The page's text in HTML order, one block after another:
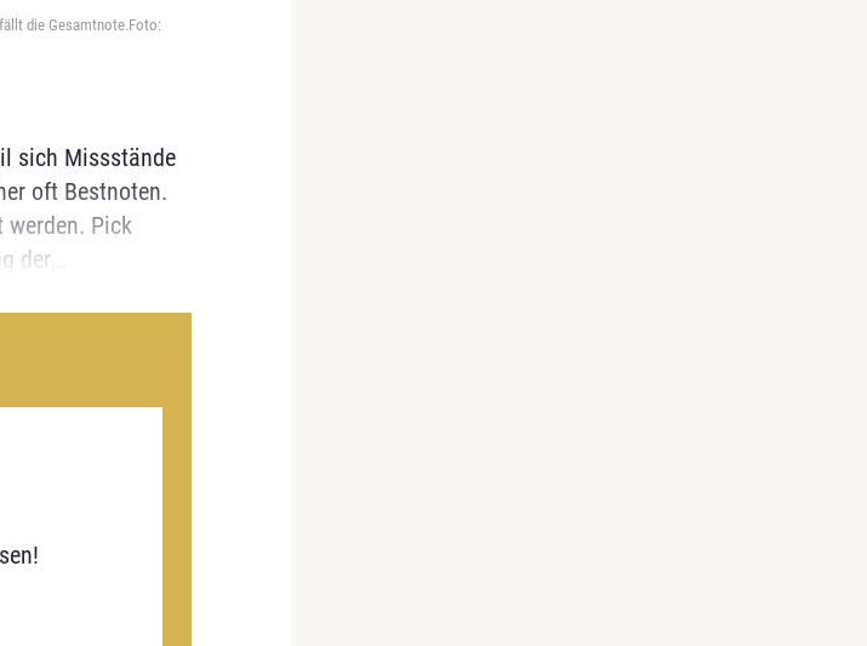
die Gesamtnote.Foto:
sich Missstände
oft Bestnoten.
werden. Pick